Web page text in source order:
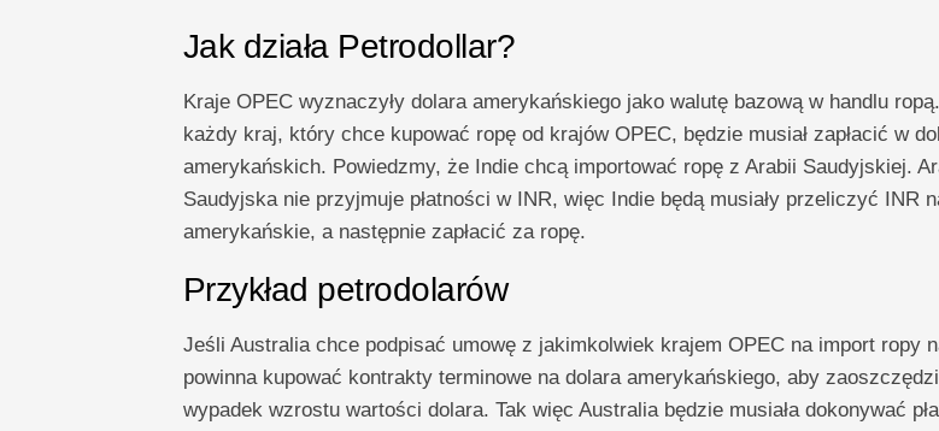
Jak działa Petrodollar?
Kraje OPEC wyznaczyły dolara amerykańskiego jako walutę bazową w handlu
każdy kraj, który chce kupować ropę od krajów OPEC, będzie musiał zapłacić w
amerykańskich. Powiedzmy, że Indie chcą importować ropę z Arabii Saudyjskiej.
Saudyjska nie przyjmuje płatności w INR, więc Indie będą musiały przeliczyć INR
amerykańskie, a następnie zapłacić za ropę.
Przykład petrodolarów
Jeśli Australia chce podpisać umowę z jakimkolwiek krajem OPEC na import ropy
powinna kupować kontrakty terminowe na dolara amerykańskiego, aby
wypadek wzrostu wartości dolara. Tak więc Australia będzie musiała dokonywać